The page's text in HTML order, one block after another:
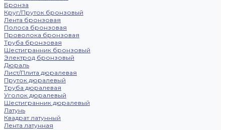
Бронза
Круг/Пруток бронзовый
Лента бронзовая
Полоса бронзовая
Проволока бронзовая
Труба бронзовая
Шестигранник бронзовый
Электрод бронзовый
Дюраль
Лист/Плита дюралевая
Пруток дюралевый
Труба дюралевая
Уголок дюралевый
Шестигранник дюралевый
Латунь
Квадрат латунный
Лента латунная